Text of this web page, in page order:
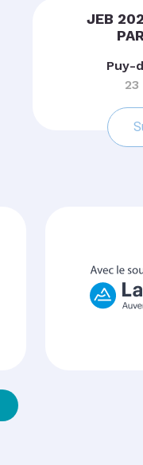
JEB
Puy-